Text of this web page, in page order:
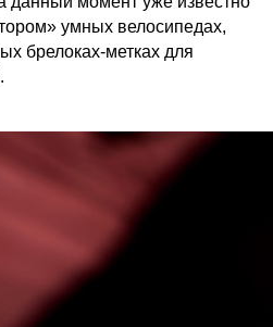
умных велосипедах,
брелоках-метках для